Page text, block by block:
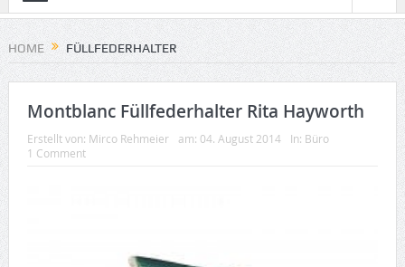
HOME FÜLLFEDERHALTER
Montblanc Füllfederhalter Rita Hayworth
Erstellt von: Mirco Rehmeier am: 04. August 2014 In: Büro
1 Comment